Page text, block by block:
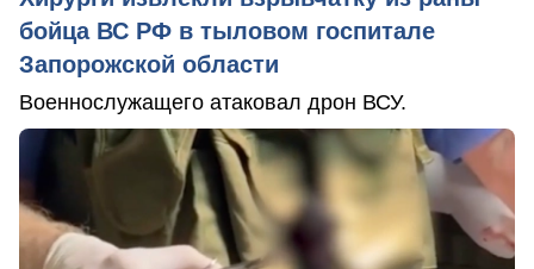
бойца ВС РФ в тыловом госпитале
Запорожской области
Военнослужащего атаковал дрон ВСУ.